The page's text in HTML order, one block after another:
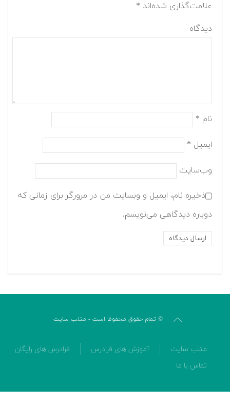
علامت‌گذاری شده‌اند *
دیدگاه
نام *
ایمیل *
وب‌سایت
ذخیره نام، ایمیل و وبسایت من در مرورگر برای زمانی که
دوباره دیدگاهی می‌نویسم.
© تمام حقوق محفوظ است - متلب سایت
متلب سایت آموزش های فرادرس
فرادرس های رایگان
تماس با ما